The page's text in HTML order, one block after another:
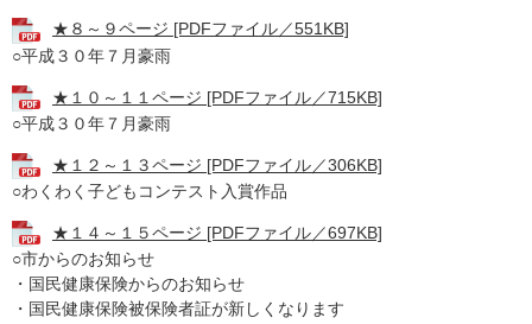
★８～９ページ [PDFファイル／551KB]
○平成３０年７月豪雨
★１０～１１ページ [PDFファイル／715KB]
○平成３０年７月豪雨
★１２～１３ページ [PDFファイル／306KB]
○わくわく子どもコンテスト入賞作品
★１４～１５ページ [PDFファイル／697KB]
○市からのお知らせ
・国民健康保険からのお知らせ
・国民健康保険被保険者証が新しくなります